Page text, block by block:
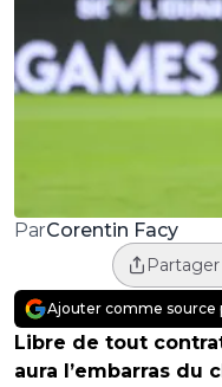
ParCorentin Facy
Ajouter comme source
Libre de tout
aura l’embarras du